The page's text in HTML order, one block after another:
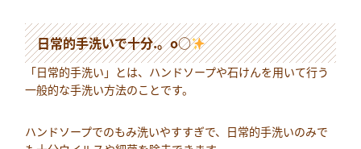
日常的手洗いで十分.。o○
「日常的手洗い」とは、ハンドソープや石けんを用いて行う
一般的な手洗い方法のことです。
ハンドソープでのもみ洗いやすすぎで、日常的手洗いのみで